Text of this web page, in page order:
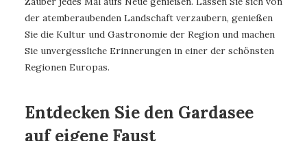
der atemberaubenden Landschaft verzaubern, genießen
Sie die Kultur und Gastronomie der Region und machen
Sie unvergessliche Erinnerungen in einer der schönsten
Regionen Europas.
Entdecken Sie den Gardasee
auf eigene Faust